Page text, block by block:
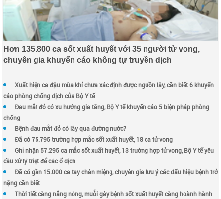
Hơn 135.800 ca sốt xuất huyết với 35 người tử vong,
chuyên gia khuyến cáo không tự truyền dịch
Xuất hiện ca đậu mùa khỉ chưa xác định được nguồn lây, cần biết 6 khuyến
cáo phòng chống dịch của Bộ Y tế
Đau mắt đỏ có xu hướng gia tăng, Bộ Y tế khuyến cáo 5 biện pháp phòng
chống
Bệnh đau mắt đỏ có lây qua đường nước?
Đã có 75.795 trường hợp mắc sốt xuất huyết, 18 ca tử vong
Ghi nhận 57.295 ca mắc sốt xuất huyết, 13 trường hợp tử vong, Bộ Y tế yêu
cầu xử lý triệt để các ổ dịch
Đã có gần 15.000 ca tay chân miệng, chuyên gia lưu ý các dấu hiệu bệnh trở
nặng cần biết
Thời tiết càng nắng nóng, muỗi gây bệnh sốt xuất huyết càng hoành hành